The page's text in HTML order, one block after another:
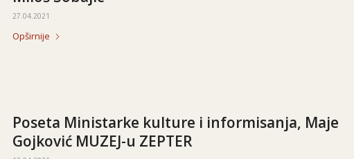
27.04.2021
Opširnije
Poseta Ministarke kulture i informisanja, Maje
Gojković MUZEJ-u ZEPTER